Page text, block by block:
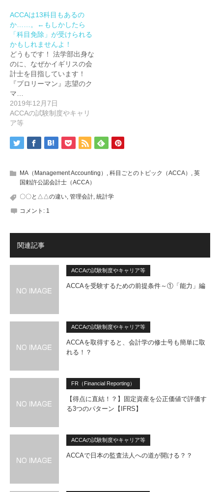
ACCAは13科目もあるの
か……。←もしかしたら
「科目免除」が受けられる
かもしれませんよ！
どうもです！ 法学部出身な
のに、なぜかイギリスの会
計士を目指しています！
『プロリーマン』志望のク
マ…
2019年12月7日
ACCAの試験制度やキャリ
ア等
MA（Management Accounting） , 科目ごとのトピック（ACCA） , 英
国勅許公認会計士（ACCA）
〇〇と△△の違い, 管理会計, 統計学
コメント: 1
関連記事
ACCAの試験制度やキャリア等
ACCAを受験するための前提条件～①「能力」編
ACCAの試験制度やキャリア等
ACCAを取得すると、会計学の修士号も簡単に取
れる！？
FR（Financial Reporting）
【得点に直結！？】固定資産を公正価値で評価す
る3つのパターン【IFRS】
ACCAの試験制度やキャリア等
ACCAで日本の監査法人への道が開ける？？